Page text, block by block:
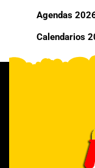
Agendas
Calendarios